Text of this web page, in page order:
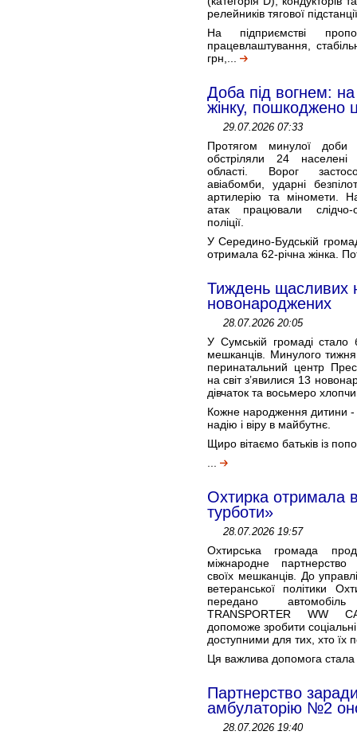
релейників тягової
На підприємстві
працевлаштування,
грн,...
Доба під вогнем:
жінку, пошкоджено
29.07.2026 07:33
Протягом минулої доби
обстріляли 24 населені
області. Ворог
авіабомби, ударні
артилерію та міномети.
атак працювали слідчо-
поліції.
У Середино-Будській
отримала 62-річна жінка.
Тиждень щасливих
новонароджених
28.07.2026 20:05
У Сумській громаді стало
мешканців. Минулого
перинатальний центр
на світ з’явилися 13
дівчаток та восьмеро
Кожне народження дитини -
надію і віру в майбутнє.
Щиро вітаємо батьків із
Охтирка отримала
турботи»
28.07.2026 19:57
Охтирська громада
міжнародне партнерство
своїх мешканців. До
ветеранської політики
передано автомобіль
TRANSPORTER WW
допоможе зробити
доступними для тих, хто їх
Ця важлива допомога
Партнерство
амбулаторію №2
28.07.2026 19:40